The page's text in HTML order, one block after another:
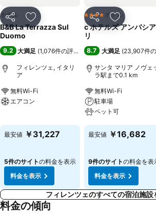
シェア お気に入りに追加
ホテル
B&B La Terrazza Sul
Duomo
9.2 大満足 (1,076件の評価
フィレンツェ, イタリ
ア
無料Wi-Fi
エアコン
最安値 ￥31,227
5件のサイトの料金を表示
料金を表示
シェア お気に入
4 ホテルのランク
ホテル
c ホテルズ アンバシ
リ
8.7 大満足 (23,907件の
サンタ マリア ノヴェ
ラ駅まで0.1 km
無料Wi-Fi
駐車場
ペット可
料金を表示
最安値 ￥16,682
9件のサイトの料金を表
料金を表示
フィレンツェのすべての宿泊施設
料金の傾向